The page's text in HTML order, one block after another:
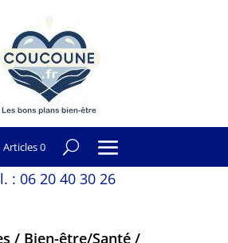
Articles 0
: 06 20 40 30 26
/ Bien-être/Santé/